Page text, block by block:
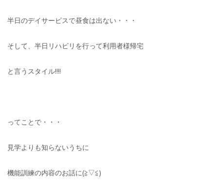
半日のデイサービスで昼食は出ない・・・
そして、半日リハビリを行って利用者様帰宅
と言うスタイル!!!!
ってことで・・・
見学よりも知らないうちに
機能訓練の内容のお話に(≧▽≦)